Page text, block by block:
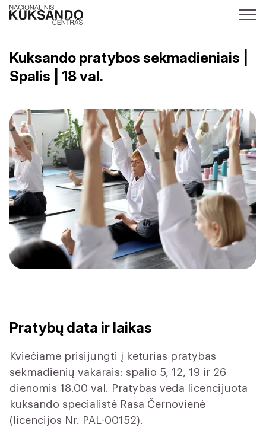
Kuksando pratybos sekmadieniais |
Spalis | 18 val.
Pratybų data ir laikas
Kviečiame prisijungti į keturias pratybas
sekmadienių vakarais: spalio 5, 12, 19 ir 26
dienomis 18.00 val. Pratybas veda licencijuota
kuksando specialistė Rasa Černovienė
(licencijos Nr. PAL-00152).